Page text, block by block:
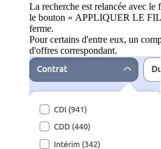
La recherche est relancée avec
le bouton « APPLIQUER LE
ferme.
Pour certains d'entre eux, un
d'offres correspondant.